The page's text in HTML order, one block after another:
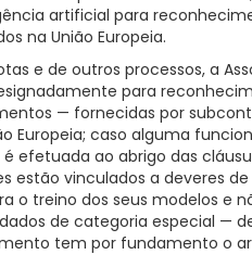
artificial para
na União Europeia.
e de outros processos, a
para
— fornecidas por
Europeia; caso alguma
é efetuada ao abrigo das
estão vinculados a deveres
o treino dos seus modelos e
de categoria especial —
tem por fundamento o